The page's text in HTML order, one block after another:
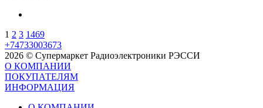
1 2 3 1469
+74733003673
2026 © Супермаркет Радиоэлектроники РЭССИ
О КОМПАНИИ
ПОКУПАТЕЛЯМ
ИНФОРМАЦИЯ